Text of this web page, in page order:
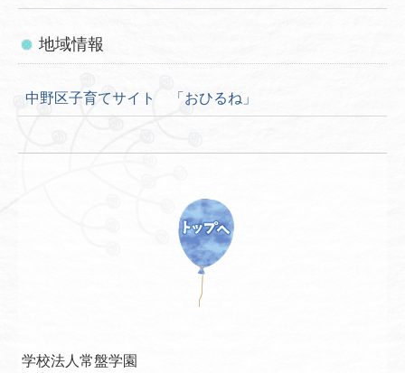
地域情報
中野区子育てサイト 「おひるね」
学校法人常盤学園